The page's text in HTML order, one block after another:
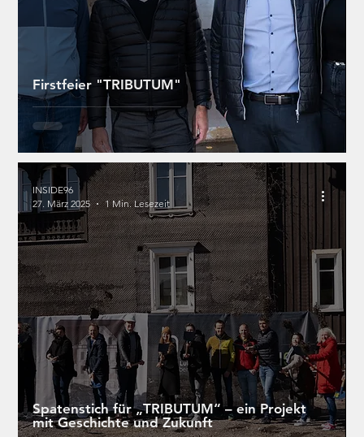
Firstfeier "TRIBUTUM"
Spatenstich für „TRIBUTUM“ – ein Projekt
mit Geschichte und Zukunft
INSIDE96
27. März 2025
1 Min. Lesezeit